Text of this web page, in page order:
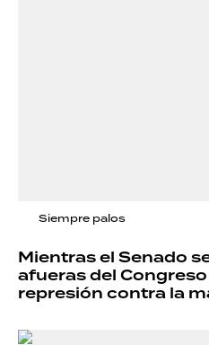
Siempre palos
Mientras el Senado
afueras del
represión contra la